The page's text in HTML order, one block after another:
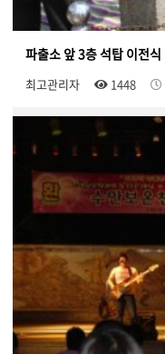
파출소 앞 3층 석탑 이전식
최고관리자 1448